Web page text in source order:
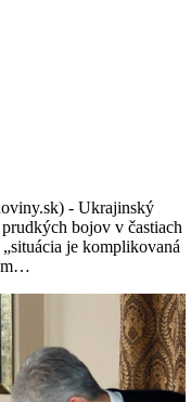
- Ukrajinský
bojov v častiach
je komplikovaná